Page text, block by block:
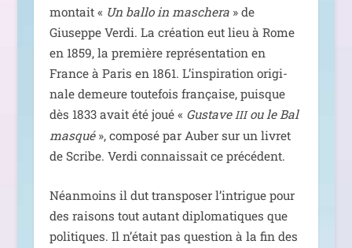
mon­tait « Un bal­lo in masche­ra» de
Giuseppe Verdi. La créa­tion eut lieu à Rome
en 1859, la pre­mière repré­sen­ta­tion en
France à Paris en 1861. L’inspiration ori­gi­
nale demeure tou­te­fois fran­çaise, puisque
dès 1833 avait été joué « Gustave IIIou le Bal
mas­qué», com­po­sé par Auber sur un livret
de Scribe. Verdi connais­sait ce précédent.
Néanmoins il dut trans­po­ser l’intrigue pour
des rai­sons tout autant diplo­ma­tiques que
poli­tiques. Il n’était pas ques­tion à la fin des